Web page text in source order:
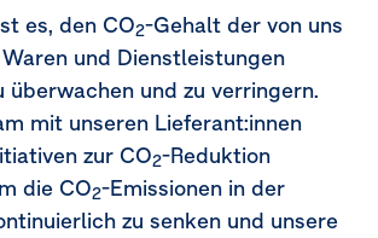
es, den CO2-Gehalt der von uns
und Dienstleistungen
überwachen und zu verringern.
mit unseren Lieferant:innen
zur CO2-Reduktion
die CO2-Emissionen in der
zu senken und unsere